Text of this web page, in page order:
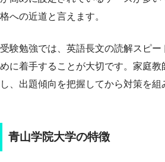
格への近道と言えます。
受験勉強では、英語長文の読解スピ
めに着手することが大切です。家庭
し、出題傾向を把握してから対策を組
青山学院大学の特徴